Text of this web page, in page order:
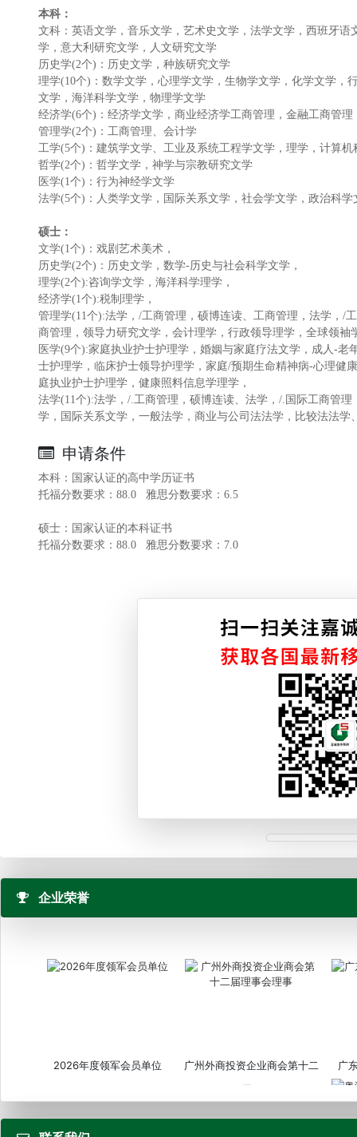
本科：
文科：英语文学，音乐文学，艺术史文学，法学文学，西班牙
学，意大利研究文学，人文研究文学
历史学(2个)：历史文学，种族研究文学
理学(10个)：数学文学，心理学文学，生物学文学，化学文学，
文学，海洋科学文学，物理学文学
经济学(6个)：经济学文学，商业经济学工商管理，金融工商管
管理学(2个)：工商管理、会计学
工学(5个)：建筑学文学、工业及系统工程学文学，理学，计算
哲学(2个)：哲学文学，神学与宗教研究文学
医学(1个)：行为神经学文学
法学(5个)：人类学文学，国际关系文学，社会学文学，政治科
硕士：
文学(1个)：戏剧艺术美术，
历史学(2个)：历史文学，数学-历史与社会科学文学，
理学(2个):咨询学文学，海洋科学理学，
经济学(1个):税制理学，
管理学(11个):法学，/工商管理，硕博连读、工商管理，法学，/
商管理，领导力研究文学，会计理学，行政领导理学，全球领
医学(9个):家庭执业护士护理学，婚姻与家庭疗法文学，成人-
士护理学，临床护士领导护理学，家庭/预期生命精神病-心理健
庭执业护士护理学，健康照料信息学理学，
法学(11个):法学，/.工商管理，硕博连读、法学，/.国际工商管
学，国际关系文学，一般法学，商业与公司法法学，比较法法
申请条件
本科：国家认证的高中学历证书
托福分数要求：88.0 雅思分数要求：6.5
硕士：国家认证的本科证书
托福分数要求：88.0 雅思分数要求：7.0
企业荣誉
2026年度领军会员单位
广州外商投资企业商会第十二
届...
广